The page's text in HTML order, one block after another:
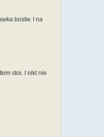
bostw. I na
stoi. I nikt nie